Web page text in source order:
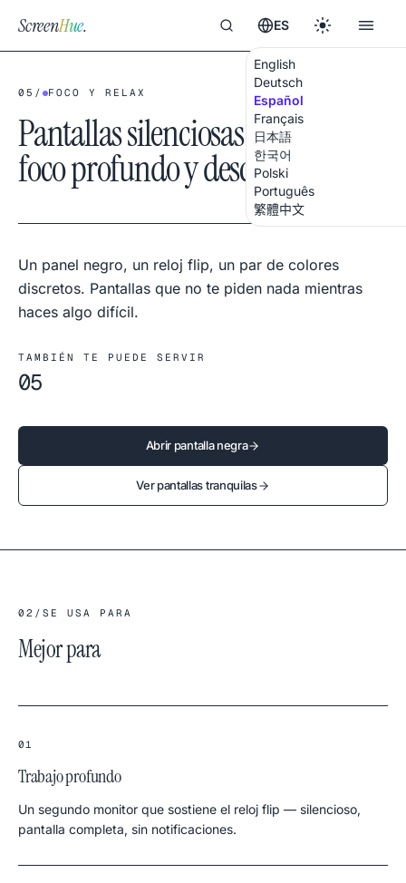
ScreenHue. ES
English
Deutsch
Español
Français
日本語
한국어
Polski
Português
繁體中文
05 / FOCO Y RELAX
Pantallas silenciosas para
foco profundo y descanso
Un panel negro, un reloj flip, un par de colores
discretos. Pantallas que no te piden nada mientras
haces algo difícil.
TAMBIÉN TE PUEDE SERVIR
05
Abrir pantalla negra
Ver pantallas tranquilas
02 / SE USA PARA
Mejor para
01
Trabajo profundo
Un segundo monitor que sostiene el reloj flip — silencioso,
pantalla completa, sin notificaciones.